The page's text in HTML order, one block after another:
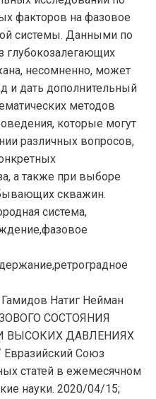
факторов на фазовое
системы. Данными по
глубокозалегающих
несомненно, может
и дать дополнительный
методов
которые могут
различных вопросов,
а также при выборе
скважин.
система,
Гамидов Натиг Нейман
СОСТОЯНИЯ
ВЫСОКИХ ДАВЛЕНИЯХ
Союз
статей в ежемесячном
науки. 2020/04/15;